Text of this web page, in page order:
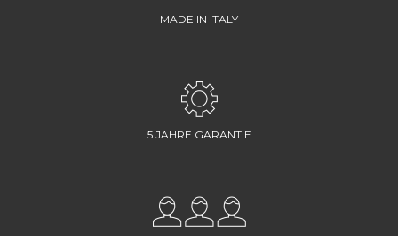
MADE IN ITALY
5 JAHRE GARANTIE